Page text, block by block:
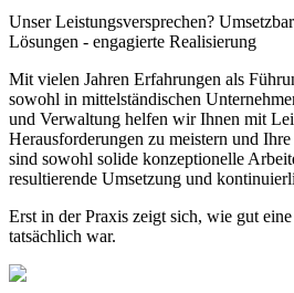
Unser Leistungsversprechen?
Lösungen - engagierte Realisierung
Mit vielen Jahren Erfahrungen als
sowohl in mittelständischen
und Verwaltung helfen wir Ihnen mit
Herausforderungen zu meistern und
sind sowohl solide konzeptionelle
resultierende Umsetzung und
Erst in der Praxis zeigt sich, wie gut
tatsächlich war.